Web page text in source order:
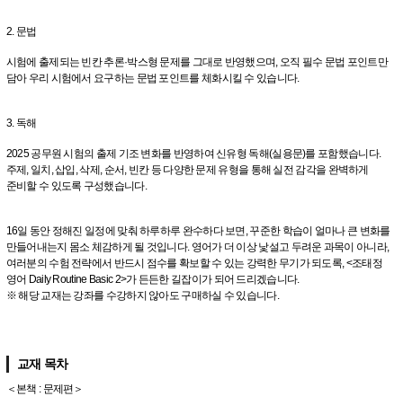
2. 문법
시험에 출제되는 빈칸 추론·박스형 문제를 그대로 반영했으며, 오직 필수 문법 포인트만
담아 우리 시험에서 요구하는 문법 포인트를 체화시킬 수 있습니다.
3. 독해
2025 공무원 시험의 출제 기조 변화를 반영하여 신유형 독해(실용문)를 포함했습니다.
주제, 일치, 삽입, 삭제, 순서, 빈칸 등 다양한 문제 유형을 통해 실전 감각을 완벽하게
준비할 수 있도록 구성했습니다.
16일 동안 정해진 일정에 맞춰 하루하루 완수하다 보면, 꾸준한 학습이 얼마나 큰 변화를
만들어내는지 몸소 체감하게 될 것입니다. 영어가 더 이상 낯설고 두려운 과목이 아니라,
여러분의 수험 전략에서 반드시 점수를 확보할 수 있는 강력한 무기가 되도록, <조태정
영어 Daily Routine Basic 2>가 든든한 길잡이가 되어 드리겠습니다.
※ 해당 교재는 강좌를 수강하지 않아도 구매하실 수 있습니다.
교재 목차
＜본책 : 문제편＞